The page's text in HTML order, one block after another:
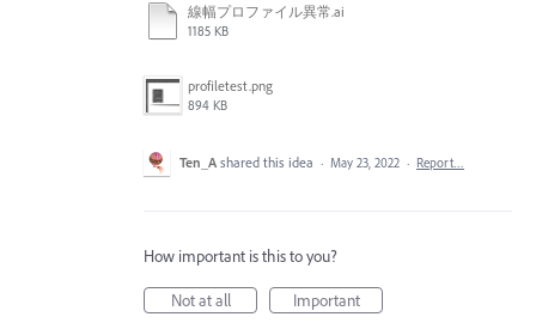
線幅プロファイル異常.ai
1185 KB
profiletest.png
894 KB
Ten_A shared this idea · May 23, 2022 · Report…
How important is this to you?
Not at all
Important